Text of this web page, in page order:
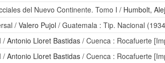
del Nuevo Continente. Tomo I / Humbolt,
/Valero Pujol / Guatemala : Tip. Nacional
/Antonio Lloret Bastidas / Cuenca : Rocafuerte
/Antonio Lloret Bastidas / Cuenca : Rocafuerte